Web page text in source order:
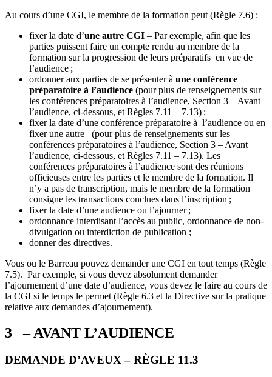
Au cours d’une CGI, le membre de la formation peut (Règle 7.6) :
fixer la date d’une autre CGI – Par exemple, afin que les
parties puissent faire un compte rendu au membre de la
formation sur la progression de leurs préparatifs en vue de
l’audience ;
ordonner aux parties de se présenter à une conférence
préparatoire à l’audience (pour plus de renseignements sur
les conférences préparatoires à l’audience, Section 3 – Avant
l’audience, ci-dessous, et Règles 7.11 – 7.13) ;
fixer la date d’une conférence préparatoire à l’audience ou en
fixer une autre (pour plus de renseignements sur les
conférences préparatoires à l’audience, Section 3 – Avant
l’audience, ci-dessous, et Règles 7.11 – 7.13). Les
conférences préparatoires à l’audience sont des réunions
officieuses entre les parties et le membre de la formation. Il
n’y a pas de transcription, mais le membre de la formation
consigne les transactions conclues dans l’inscription ;
fixer la date d’une audience ou l’ajourner ;
ordonnance interdisant l’accès au public, ordonnance de non-
divulgation ou interdiction de publication ;
donner des directives.
Vous ou le Barreau pouvez demander une CGI en tout temps (Règle
7.5). Par exemple, si vous devez absolument demander
l’ajournement d’une date d’audience, vous devez le faire au cours de
la CGI si le temps le permet (Règle 6.3 et la Directive sur la pratique
relative aux demandes d’ajournement).
3 – AVANT L’AUDIENCE
DEMANDE D’AVEUX – RÈGLE 11.3